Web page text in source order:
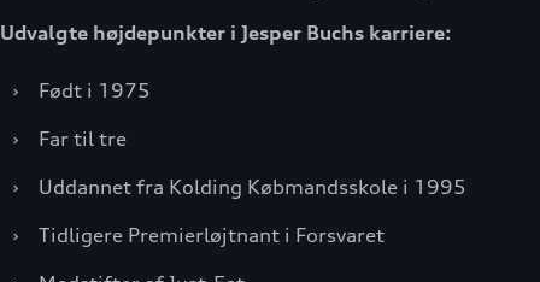
Udvalgte højdepunkter i Jesper Buchs karriere:
›
Født i 1975
›
Far til tre
›
Uddannet fra Kolding Købmandsskole i 1995
›
Tidligere Premierløjtnant i Forsvaret